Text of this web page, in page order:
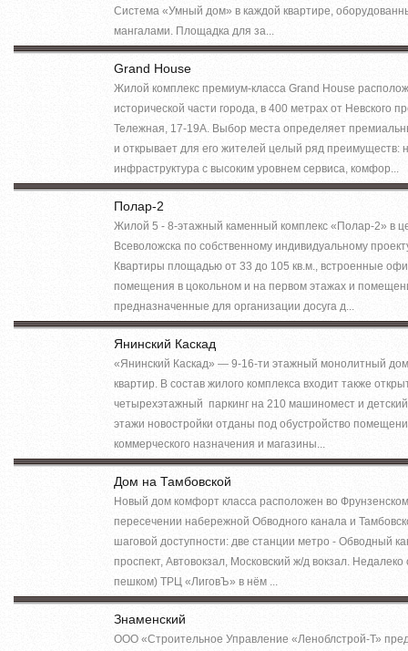
Система «Умный дом» в каждой квартире,
мангалами. Площадка для за...
Grand House
Жилой комплекс премиум-класса Grand House
исторической части города, в 400 метрах от Невского
Тележная, 17-19А. Выбор места определяет
и открывает для его жителей целый ряд преимуществ:
инфраструктура с высоким уровнем сервиса, комфор...
Полар-2
Жилой 5 - 8-этажный каменный комплекс «Полар-2» в
Всеволожска по собственному индивидуальному
Квартиры площадью от 33 до 105 кв.м., встроенные
помещения в цокольном и на первом этажах и
предназначенные для организации досуга д...
Янинский Каскад
«Янинский Каскад» — 9-16-ти этажный монолитный
квартир. В состав жилого комплекса входит также
четырехэтажный паркинг на 210 машиномест и
этажи новостройки отданы под обустройство
коммерческого назначения и магазины...
Дом на Тамбовской
Новый дом комфорт класса расположен во
пересечении набережной Обводного канала и
шаговой доступности: две станции метро - Обводный
проспект, Автовокзал, Московский ж/д вокзал.
пешком) ТРЦ «ЛиговЪ» в нём ...
Знаменский
ООО «Строительное Управление «Леноблстрой-Т»